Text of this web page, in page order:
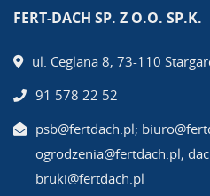
FERT-DACH SP. Z O.O. SP.K.
ul. Ceglana 8, 73-110
91 578 22 52
psb@fertdach.pl;
ogrodzenia@fertdach.pl;
bruki@fertdach.pl